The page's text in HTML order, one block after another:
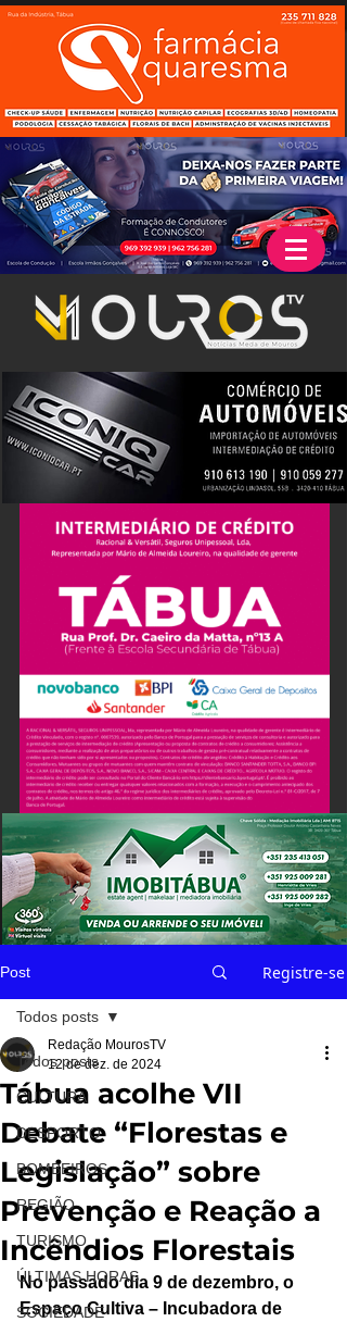
Post Registre-se
Todos posts
CULTURA
DESPORTO
BOMBEIROS
REGIÃO
TURISMO
ÚLTIMAS HORAS
SOCIEDADE
Todos posts
Tábua acolhe VII
Debate “Florestas e
Legislação” sobre
Prevenção e Reação a
Incêndios Florestais
Redação MourosTV
12 de dez. de 2024
No passado dia 9 de dezembro, o
Espaço Cultiva – Incubadora de